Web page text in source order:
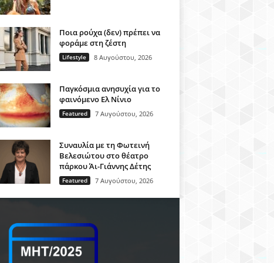
Ποια ρούχα (δεν) πρέπει να
φοράμε στη ζέστη
Lifestyle 8 Αυγούστου, 2026
Παγκόσμια ανησυχία για το
φαινόμενο Ελ Νίνιο
Featured 7 Αυγούστου, 2026
Συναυλία με τη Φωτεινή
Βελεσιώτου στο θέατρο
πάρκου Άι-Γιάννης Δέτης
Featured 7 Αυγούστου, 2026